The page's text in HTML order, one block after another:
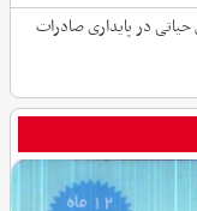
در پایداری صادرات